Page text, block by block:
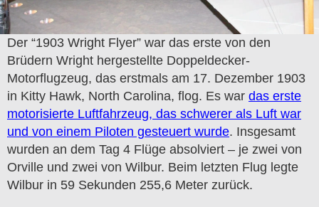
Der “1903 Wright Flyer” war das erste von den
Brüdern Wright hergestellte Doppeldecker-
Motorflugzeug, das erstmals am 17. Dezember 1903
in Kitty Hawk, North Carolina, flog. Es war das erste
motorisierte Luftfahrzeug, das schwerer als Luft war
und von einem Piloten gesteuert wurde. Insgesamt
wurden an dem Tag 4 Flüge absolviert – je zwei von
Orville und zwei von Wilbur. Beim letzten Flug legte
Wilbur in 59 Sekunden 255,6 Meter zurück.